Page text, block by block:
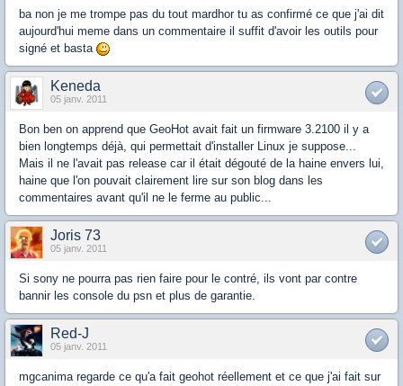
ba non je me trompe pas du tout mardhor tu as confirmé ce que j'ai dit
aujourd'hui meme dans un commentaire il suffit d'avoir les outils pour
signé et basta
Keneda
05 janv. 2011
Bon ben on apprend que GeoHot avait fait un firmware 3.2100 il y a
bien longtemps déjà, qui permettait d'installer Linux je suppose...
Mais il ne l'avait pas release car il était dégouté de la haine envers lui,
haine que l'on pouvait clairement lire sur son blog dans les
commentaires avant qu'il ne le ferme au public...
Joris 73
05 janv. 2011
Si sony ne pourra pas rien faire pour le contré, ils vont par contre
bannir les console du psn et plus de garantie.
Red-J
05 janv. 2011
mgcanima regarde ce qu'a fait geohot réellement et ce que j'ai fait sur